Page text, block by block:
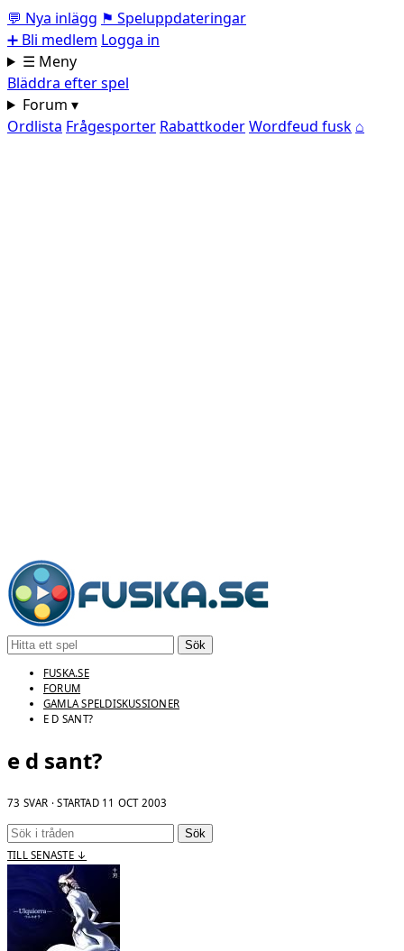
💬 Nya inlägg ⚑ Speluppdateringar
➕ Bli medlem Logga in
☰ Meny
Bläddra efter spel
Forum ▾
Ordlista Frågesporter RabattkoderWordfeud fusk ⌂
Sök
FUSKA.SE
FORUM
GAMLA SPELDISKUSSIONER
E D SANT?
e d sant?
73 SVAR · STARTAD 11 OCT 2003
Sök
TILL SENASTE ↓